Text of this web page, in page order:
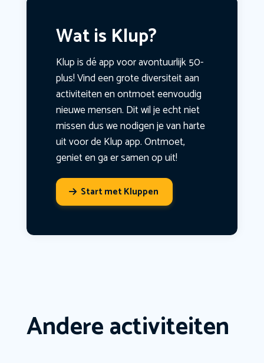
Wat is Klup?
Klup is dé app voor avontuurlijk 50-
plus! Vind een grote diversiteit aan
activiteiten en ontmoet eenvoudig
nieuwe mensen. Dit wil je echt niet
missen dus we nodigen je van harte
uit voor de Klup app. Ontmoet,
geniet en ga er samen op uit!
Start met Kluppen
Andere activiteiten